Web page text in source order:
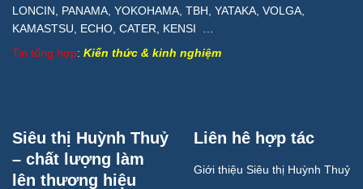
LONCIN, PANAMA, YOKOHAMA, TBH, YATAKA, VOLGA,
KAMASTSU, ECHO, CATER, KENSI …
Tin tổng hợp: Kiến thức & kinh nghiệm
Siêu thị Huỳnh Thuỷ
– chất lượng làm
lên thương hiệu
Liên hê hợp tác
Giới thiệu Siêu thị Huỳnh Thuỷ